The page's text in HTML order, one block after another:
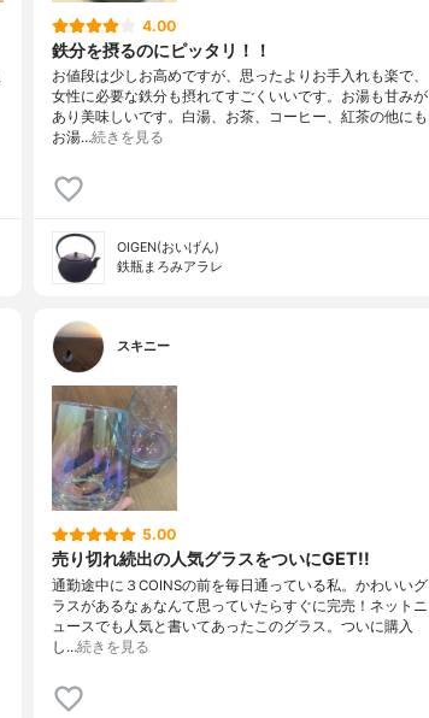
4.00
鉄分を摂るのにピッタリ！！
お値段は少しお高めですが、思ったよりお手入れも楽で、
女性に必要な鉄分も摂れてすごくいいです。お湯も甘みが
あり美味しいです。白湯、お茶、コーヒー、紅茶の他にも
お湯…続きを見る
OIGEN(おいげん)
鉄瓶まろみアラレ
スキニー
5.00
売り切れ続出の人気グラスをついにGET!!
通勤途中に３COINSの前を毎日通っている私。かわいいグ
ラスがあるなぁなんて思っていたらすぐに完売！ネットニ
ュースでも人気と書いてあったこのグラス。ついに購入
し…続きを見る